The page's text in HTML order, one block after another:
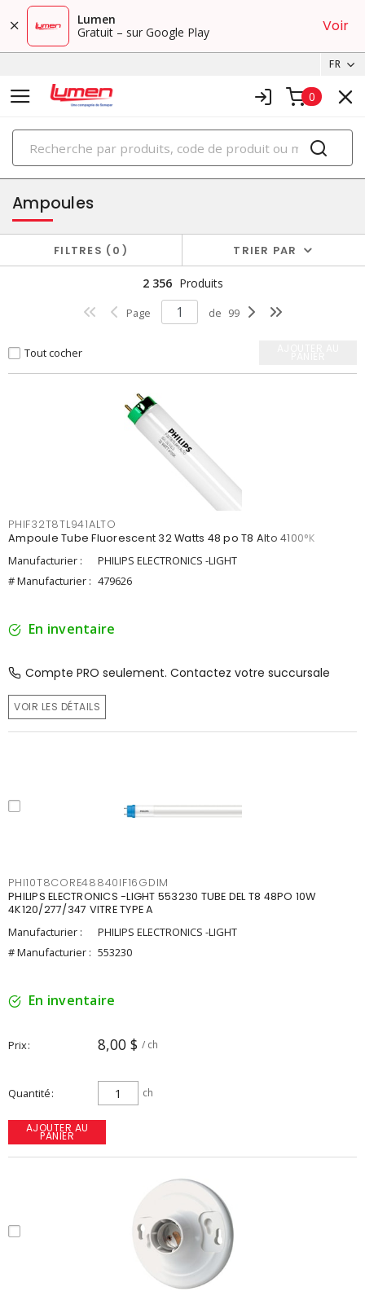
Lumen
Gratuit – sur Google Play
Voir
FR
0
PRODUITS
éclairage
Ampoules
FILTRES 0 TRIER PAR
2 356 Produits
Page de 99
Tout cocher
PHIF32T8TL941ALTO
Ampoule Tube Fluorescent 32 Watts 48 po T8 Alto 4100°K
Manufacturier :
PHILIPS ELECTRONICS -LIGHT
# Manufacturier : 479626
En inventaire
Compte PRO seulement. Contactez votre succursale
VOIR LES DÉTAILS
PHI10T8CORE48840IF16GDIM
PHILIPS ELECTRONICS -LIGHT 553230 TUBE DEL T8 48PO 10W
4K120/277/347 VITRE TYPE A
Manufacturier :
PHILIPS ELECTRONICS -LIGHT
# Manufacturier : 553230
En inventaire
Prix 8,00 $ / ch
Quantité ch
AJOUTER AU
PANIER